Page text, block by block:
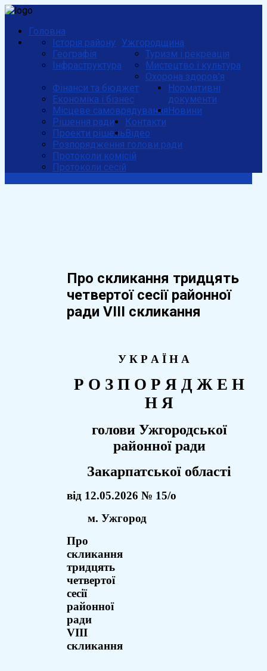
Головна
Ужгородщина
Історія району
Географія
Інфраструктура
Туризм і рекреація
Мистецтво і культура
Охорона здоров'я
Фінанси та бюджет
Економіка і бізнес
Місцеве самоврядування
Нормативні
документи
Рішення ради
Проекти рішень
Розпорядження голови ради
Протоколи комісій
Протоколи сесій
Новини
Контакти
Відео
Про скликання тридцять
четвертої сесії районної
ради VIІI скликання
У К Р А Ї Н А
Р О З П О Р Я Д Ж Е Н
Н Я
голови Ужгородської
районної ради
Закарпатської області
від 12.05.2026 № 15/о
м. Ужгород
Про
скликання
тридцять
четвертої
сесії
районної
ради
VIІI
скликання